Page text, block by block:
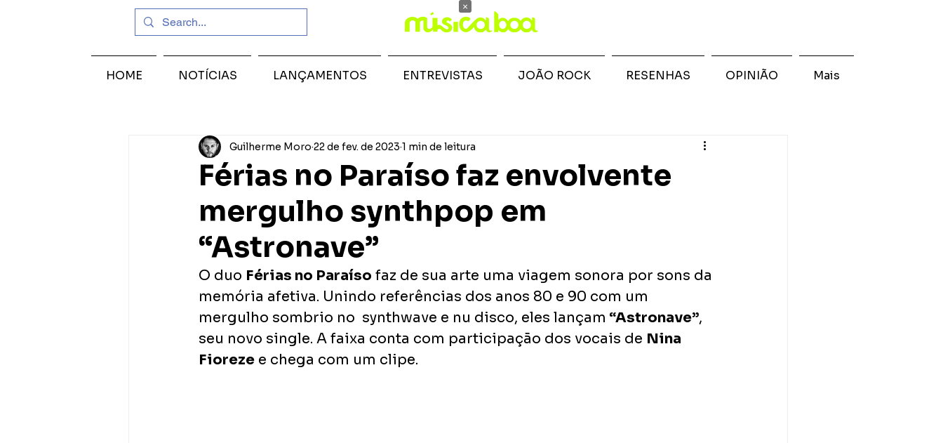
Férias no Paraíso faz envolvente
mergulho synthpop em
“Astronave”
Guilherme Moro 22 de fev. de 2023 1 min de leitura
O duo Férias no Paraíso faz de sua arte uma viagem sonora por sons da
memória afetiva. Unindo referências dos anos 80 e 90 com um
mergulho sombrio no  synthwave e nu disco, eles lançam “Astronave”,
seu novo single. A faixa conta com participação dos vocais de Nina
Fioreze e chega com um clipe.
HOME NOTÍCIAS LANÇAMENTOS ENTREVISTAS JOÃO ROCK RESENHAS OPINIÃO Mais
×